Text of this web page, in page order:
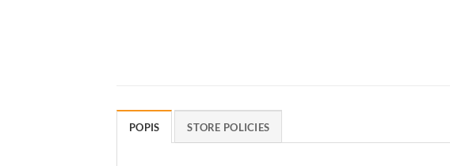
POPIS STORE POLICIES